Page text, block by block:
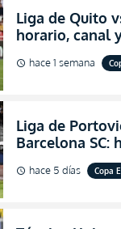
Liga de Quito
horario, canal
VIVO los
Copa Ecuador
schedule hace 1 semana
Liga de
Barcelona SC:
dónde ver EN
de final de la
schedule hace 5 días Copa